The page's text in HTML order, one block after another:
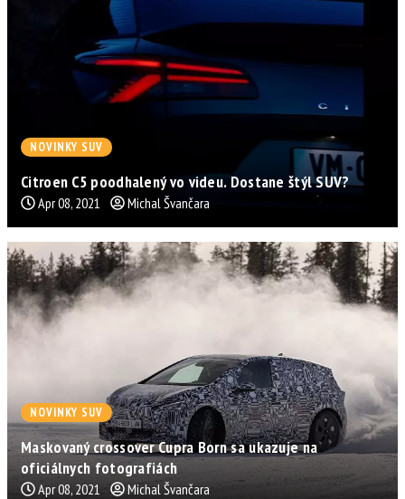
NOVINKY SUV
Citroen C5 poodhalený vo videu. Dostane štýl SUV?
Apr 08, 2021 Michal Švančara
NOVINKY SUV
Maskovaný crossover Cupra Born sa ukazuje na
oficiálnych fotografiách
Apr 08, 2021 Michal Švančara